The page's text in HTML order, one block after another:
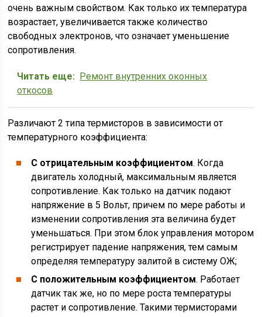
очень важным свойством. Как только их температура
возрастает, увеличивается также количество
свободных электронов, что означает уменьшение
сопротивления.
Читать еще: Ремонт внутренних оконных
откосов
Различают 2 типа термисторов в зависимости от
температурного коэффициента:
С отрицательным коэффициентом. Когда
двигатель холодный, максимальным является
сопротивление. Как только на датчик подают
напряжение в 5 Вольт, причем по мере работы и
изменении сопротивления эта величина будет
уменьшаться. При этом блок управления мотором
регистрирует падение напряжения, тем самым
определяя температуру залитой в систему ОЖ;
С положительным коэффициентом. Работает
датчик так же, но по мере роста температуры
растет и сопротивление. Такими термисторами